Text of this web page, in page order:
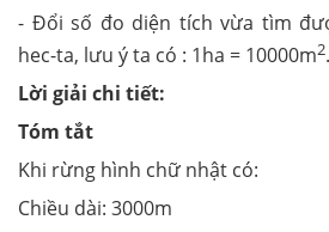
- Đổi số đo diện tích vừa tìm
hec-ta, lưu ý ta có : 1ha = 10000m2.
Lời giải chi tiết:
Tóm tắt
Khi rừng hình chữ nhật có:
Chiều dài: 3000m